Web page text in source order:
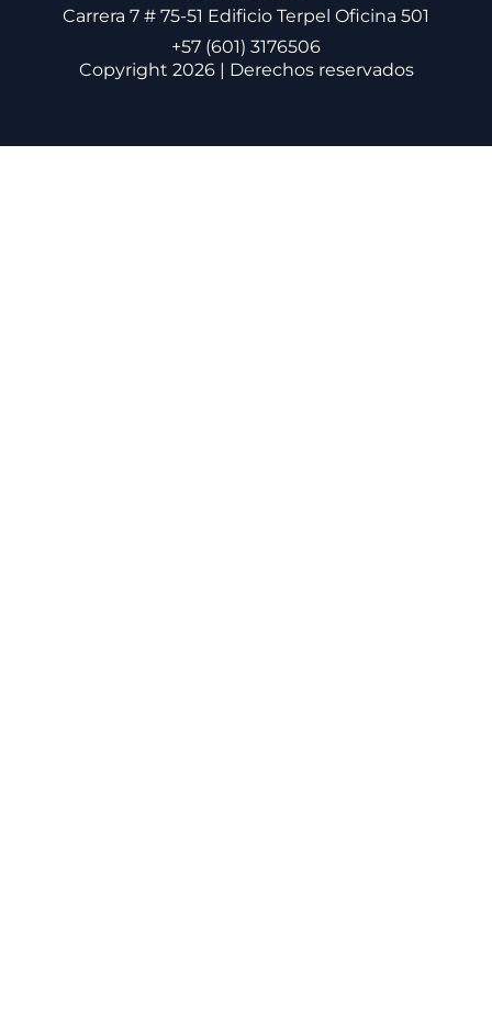
Carrera 7 # 75-51 Edificio Terpel Oficina 501
+57 (601) 3176506
Copyright 2026 | Derechos reservados